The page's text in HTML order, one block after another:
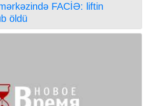
FACİƏ: liftin
öldü